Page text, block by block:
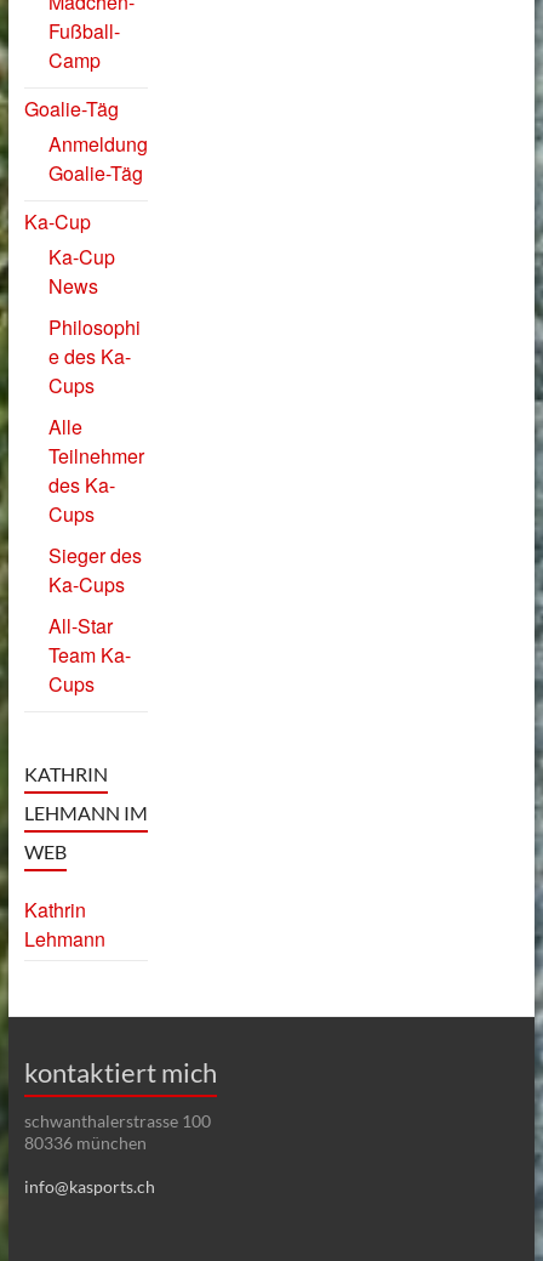
Fußball-
Camp
Goalie-Täg
Anmeldung
Goalie-Täg
Ka-Cup
Ka-Cup
News
Philosophi
e des Ka-
Cups
Alle
Teilnehmer
des Ka-
Cups
Sieger des
Ka-Cups
All-Star
Team Ka-
Cups
KATHRIN
LEHMANN IM
WEB
Kathrin
Lehmann
kontaktiert mich
schwanthalerstrasse 100
80336 münchen
info@kasports.ch